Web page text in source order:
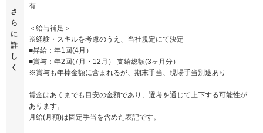
さ
ら
に
詳
し
く
有
＜給与補足＞
※経験・スキルを考慮のうえ、当社規定にて決定
■昇給：年1回(4月）
■賞与：年2回(7月・12月） 支給総額(3ヶ月分）
※賞与も年棒金額に含まれるが、期末手当、現場手当別途あり
賃金はあくまでも目安の金額であり、選考を通じて上下する可能性が
あります。
月給(月額)は固定手当を含めた表記です。